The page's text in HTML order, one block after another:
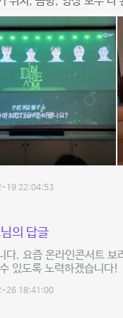
19 22:04:53
의 답글
다. 요즘 온라인콘서트
있도록 노력하겠습니다!
26 18:41:00